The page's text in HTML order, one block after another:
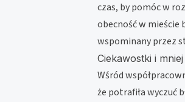
czas, by pomóc w
obecność w mieście
wspominany przez
Ciekawostki i
Wśród
że potrafiła wyczuć